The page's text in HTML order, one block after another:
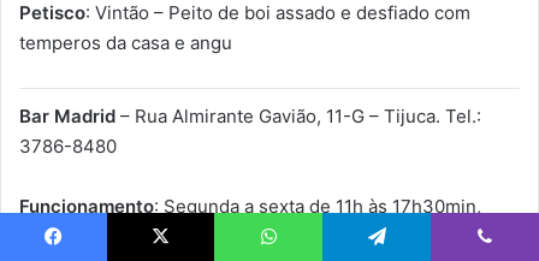
Petisco: Vintão – Peito de boi assado e desfiado com
temperos da casa e angu
Bar Madrid – Rua Almirante Gavião, 11-G – Tijuca. Tel.:
3786-8480
Funcionamento: Segunda a sexta de 11h às 17h30min,
sábados e domingos de 12h às 18h30min